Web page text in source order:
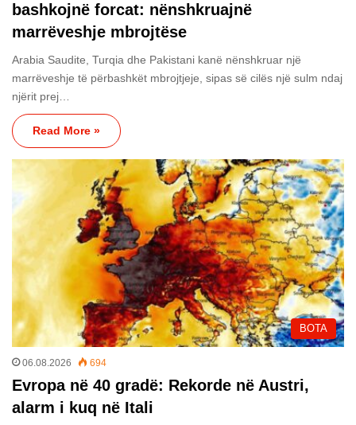
bashkojnë forcat: nënshkruajnë
marrëveshje mbrojtëse
Arabia Saudite, Turqia dhe Pakistani kanë nënshkruar një
marrëveshje të përbashkët mbrojtjeje, sipas së cilës një sulm ndaj
njërit prej…
Read More »
BOTA
06.08.2026 694
Evropa në 40 gradë: Rekorde në Austri,
alarm i kuq në Itali